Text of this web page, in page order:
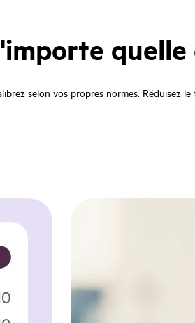
quelle
selon vos propres normes. Réduisez